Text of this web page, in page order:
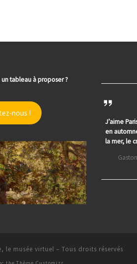
tableau à proposer ?
nous !
J’aime
en
la mer, le
le musée virtuel – Tous droits réservés